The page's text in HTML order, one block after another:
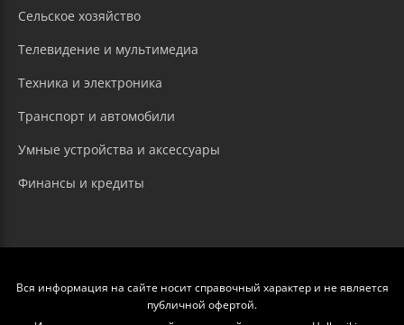
Сельское хозяйство
Телевидение и мультимедиа
Техника и электроника
Транспорт и автомобили
Умные устройства и аксессуары
Финансы и кредиты
Вся информация на сайте носит справочный характер и не является
публичной офертой.